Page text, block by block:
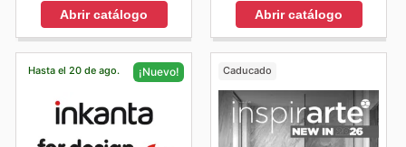
Abrir catálogo Abrir catálogo
Hasta el 20 de ago. ¡Nuevo! Caducado